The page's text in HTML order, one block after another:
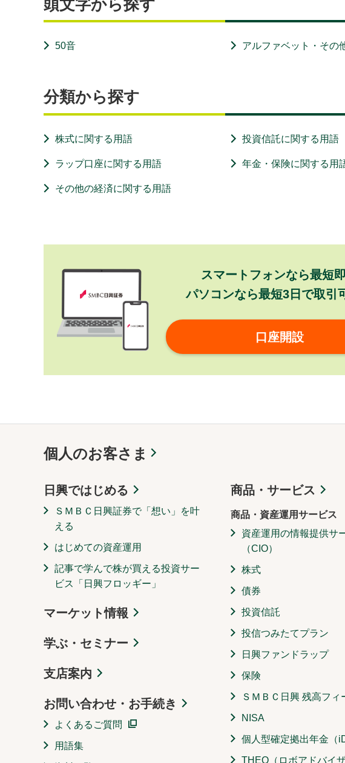
頭文字から探す
50音 アルファベット・その
分類から探す
株式に関する用語 投資信託に関する用語
ラップ口座に関する用語 年金・保険に関する用
その他の経済に関する用語
スマートフォンなら最短
パソコンなら最短3日で取引
口座開設
個人のお客さま
日興ではじめる
ＳＭＢＣ日興証券で「想い」を叶
える
はじめての資産運用
記事で学んで株が買える投資サー
ビス「日興フロッギー」
マーケット情報
学ぶ・セミナー
支店案内
お問い合わせ・お手続き
よくあるご質問
用語集
商品・サービス
商品・資産運用サービス
資産運用の情報提供サ
（CIO）
株式
債券
投資信託
投信つみたてプラン
日興ファンドラップ
保険
ＳＭＢＣ日興 残高フィ
NISA
個人型確定拠出年金（
THEO（ロボアドバイザ